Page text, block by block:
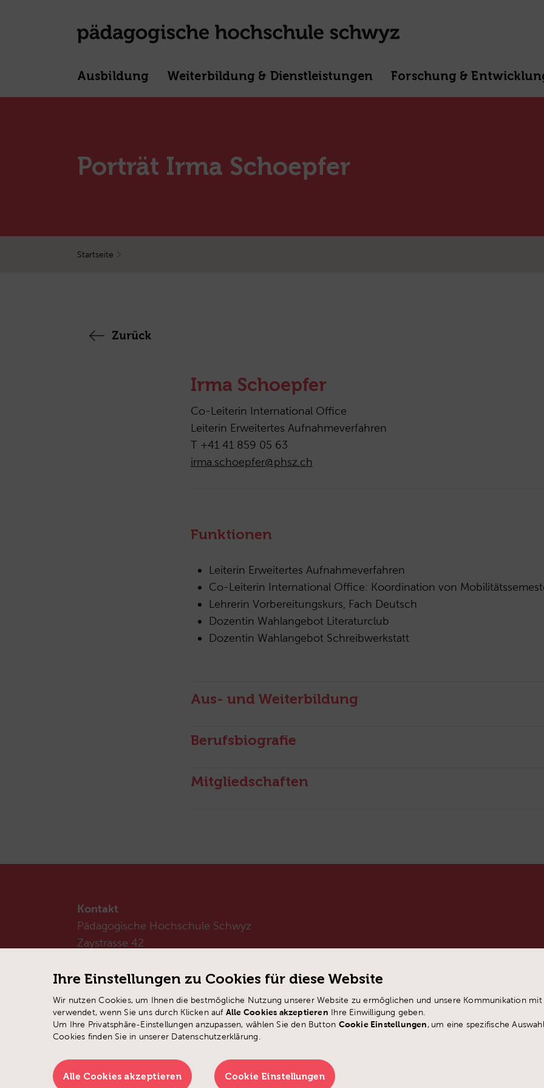
Ausbildung Weiterbildung & Dienstleistungen Forschung &
Porträt Irma Schoepfer
Startseite
Zurück
Irma Schoepfer
Co-Leiterin International Office
Leiterin Erweitertes Aufnahmeverfahren
T +41 41 859 05 63
irma.schoepfer@phsz.ch
Funktionen
Leiterin Erweitertes Aufnahmeverfahren
Co-Leiterin International Office: Koordination von
Lehrerin Vorbereitungskurs, Fach Deutsch
Dozentin Wahlangebot Literaturclub
Dozentin Wahlangebot Schreibwerkstatt
Aus- und Weiterbildung
Berufsbiografie
Mitgliedschaften
Kontakt
Pädagogische Hochschule Schwyz
Zaystrasse 42
T+41 41 859 05 90
Ihre Einstellungen zu Cookies für diese Website
Wir nutzen Cookies, um Ihnen die bestmögliche Nutzung unserer Website zu ermöglichen und unsere Kommunikation
verwendet, wenn Sie uns durch Klicken auf Alle Cookies akzeptieren Ihre Einwilligung geben.
Um Ihre Privatsphäre-Einstellungen anzupassen, wählen Sie den Button Cookie Einstellungen, um eine spezifische
Cookies finden Sie in unserer Datenschutzerklärung.
Alle Cookies akzeptieren Cookie Einstellungen